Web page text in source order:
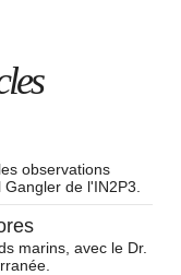
observations
de l'IN2P3.
marins, avec le Dr.